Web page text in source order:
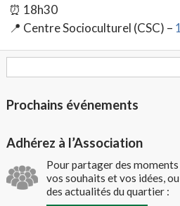
⏰ 18h30
📍 Centre Socioculturel (CSC) –
Prochains événements
Adhérez à l’Association
Pour partager des
vos souhaits et vos idées,
des actualités du quartier :